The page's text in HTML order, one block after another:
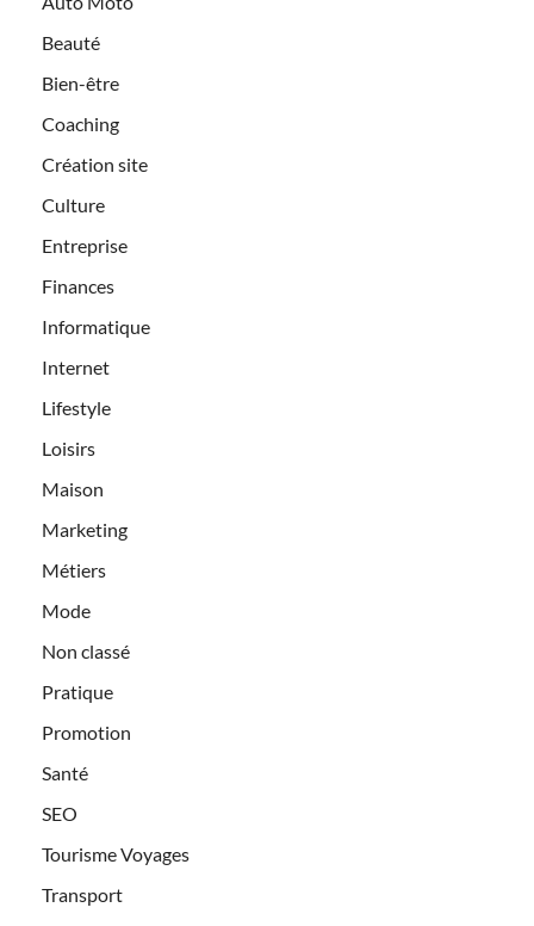
Beauté
Bien-être
Coaching
Création site
Culture
Entreprise
Finances
Informatique
Internet
Lifestyle
Loisirs
Maison
Marketing
Métiers
Mode
Non classé
Pratique
Promotion
Santé
SEO
Tourisme Voyages
Transport